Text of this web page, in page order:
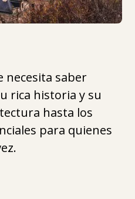
necesita saber
rica historia y su
hasta los
para quienes